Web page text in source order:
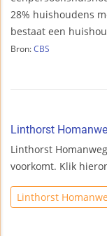
28% huishoudens
bestaat een
Bron: CBS
Linthorst
Linthorst
voorkomt. Klik
Linthorst